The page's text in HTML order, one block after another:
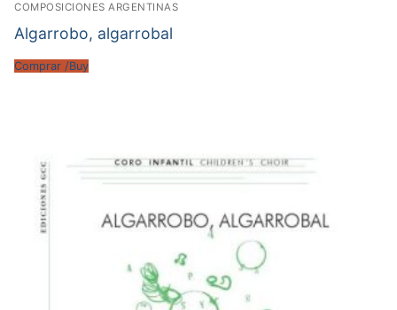
COMPOSICIONES ARGENTINAS
Algarrobo, algarrobal
Comprar /Buy